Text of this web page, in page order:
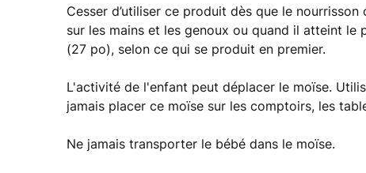
Cesser d’utiliser ce produit dès que le
sur les mains et les genoux ou quand il atteint
(27 po), selon ce qui se produit en premier.
L'activité de l'enfant peut déplacer le moïse.
jamais placer ce moïse sur les comptoirs, les
Ne jamais transporter le bébé dans le moïse.